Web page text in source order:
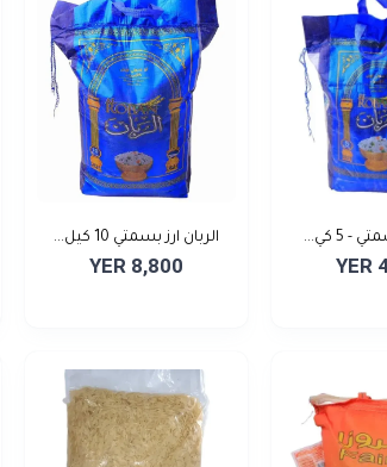
- 5 كي...
YER
الربان ارز بسمتي 10 كيل...
YER 8,800